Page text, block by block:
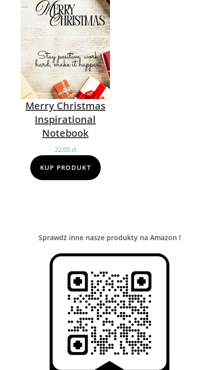
Merry Christmas
Inspirational
Notebook
22,05zł
KUP PRODUKT
Sprawdź inne nasze produkty na Amazon !